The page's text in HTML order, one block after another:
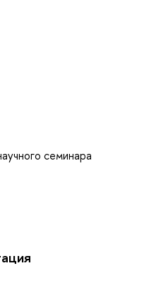
семинара